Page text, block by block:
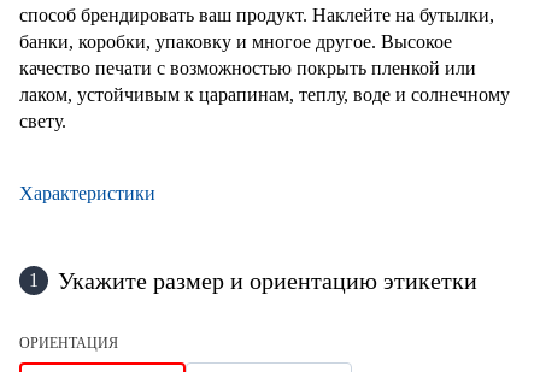
способ брендировать ваш продукт. Наклейте на бутылки,
банки, коробки, упаковку и многое другое. Высокое
качество печати с возможностью покрыть пленкой или
лаком, устойчивым к царапинам, теплу, воде и солнечному
свету.
Характеристики
1 Укажите размер и ориентацию этикетки
ОРИЕНТАЦИЯ